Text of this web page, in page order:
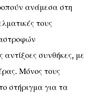
ανάμεσα στη
τους
αντίξοες συνθήκες, με
Μόνος τους
στήριγμα για τα